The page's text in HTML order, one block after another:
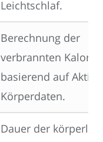
Leichtschlaf.
Berechnung der
verbrannten
basierend auf
Körperdaten.
Dauer der